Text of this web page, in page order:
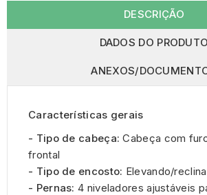
DESCRIÇÃO
DADOS DO PRODUTO
ANEXOS/
Características gerais
- Tipo de cabeça: Cabeça com
frontal
- Tipo de encosto: Elevando/
- Pernas: 4 niveladores ajustáveis